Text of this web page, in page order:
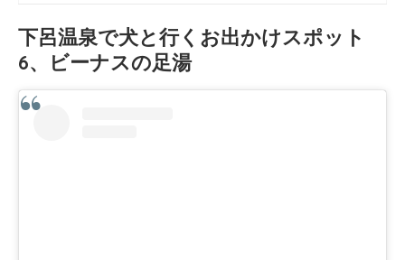
下呂温泉で犬と行くお出かけスポット
6、ビーナスの足湯